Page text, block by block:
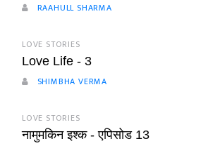
RAAHULL SHARMA
LOVE STORIES
Love Life - 3
SHIMBHA VERMA
LOVE STORIES
नामुमकिन इश्क - एपिसोड 13